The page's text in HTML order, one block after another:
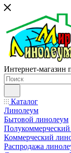
Интернет-магазин
Каталог
Линолеум
Бытовой линолеум
Коммерческий
Распродажа